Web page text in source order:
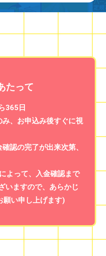
たって
365日
、お申込み後すぐに視
認の完了が出来次第、
よって、入金確認まで
いますので、あらかじ
願い申し上げます)